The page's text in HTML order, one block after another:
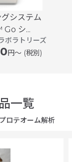
グシステム
シ...
ボラトリーズ
円〜 (税別)
一覧
ロテオーム解析